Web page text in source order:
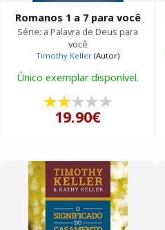
Romanos 1 a 7 para você
Série: a Palavra de Deus para
você
Timothy Keller (Autor)
Único exemplar disponível.
19.90€